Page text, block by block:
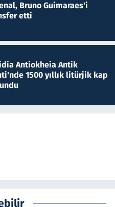
Bruno Guimaraes'i
etti
Antiokheia Antik
1500 yıllık litürjik kap